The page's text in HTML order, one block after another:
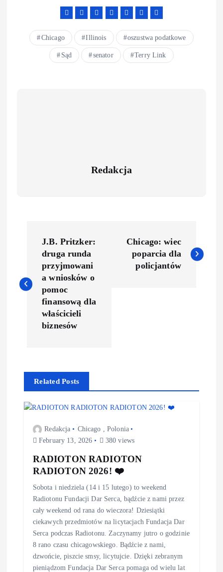
Chicago Illinois oszustwa podatkowe
Sąd senator Terry Link
Redakcja
J.B. Pritzker:
druga runda
przyjmowani
a wniosków o
pomoc
finansową dla
właścicieli
biznesów
Chicago: wiec
poparcia dla
policjantów
Related Posts
Redakcja Chicago
Polonia
February 13, 2026
380 views
RADIOTON RADIOTON
RADIOTON 2026! ❤️
Sobota i niedziela (14 i 15 lutego) to weekend
Radiotonu Fundacji Dar Serca, bądźcie z nami przez
cały weekend od rana do wieczora! Dziesiątki
ciekawych przedmiotów na licytacjach Fundacja Dar
Serca podczas Radiotonu. Zaczynamy jutro o godzinie
8 rano czasu chicagowskiego. Bądźcie z nami,
dzwońcie, piszcie smsy, licytujcie. Dzięki zebranym
pieniądzom Fundacja Dar Serca pomaga od wielu lat